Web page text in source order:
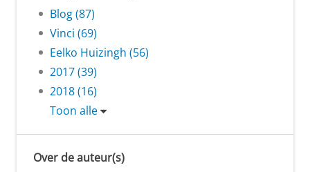
Blog (87)
Vinci (69)
Eelko Huizingh (56)
2017 (39)
2018 (16)
Toon alle
Over de auteur(s)